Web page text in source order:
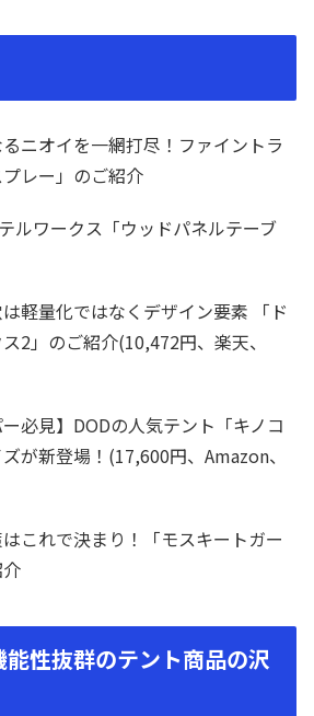
ニオイを一網打尽！ファイントラ
レー」のご紹介
ルワークス「ウッドパネルテーブ
軽量化ではなくデザイン要素 「ド
2」のご紹介(10,472円、楽天、
ー必見】DODの人気テント「キノコ
が新登場！(17,600円、Amazon、
これで決まり！「モスキートガー
性抜群のテント商品の沢